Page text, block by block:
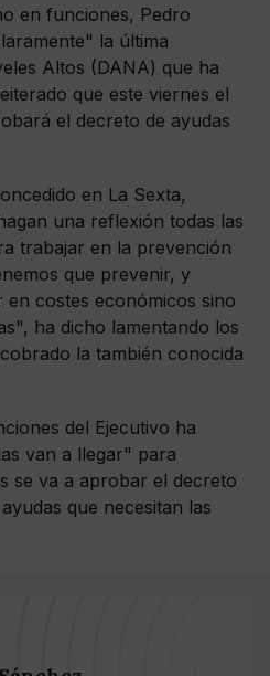
en funciones, Pedro
la última
Altos (DANA) que ha
que este viernes el
el decreto de ayudas
en La Sexta,
una reflexión todas las
trabajar en la prevención
que prevenir, y
costes económicos sino
ha dicho lamentando los
la también conocida
del Ejecutivo ha
van a llegar" para
se va a aprobar el decreto
que necesitan las